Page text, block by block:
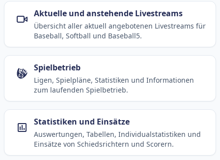
Aktuelle und anstehende Livestreams
Übersicht aller aktuell angebotenen Livestreams für
Baseball, Softball und Baseball5.
Spielbetrieb
Ligen, Spielpläne, Statistiken und Informationen
zum laufenden Spielbetrieb.
Statistiken und Einsätze
Auswertungen, Tabellen, Individualstatistiken und
Einsätze von Schiedsrichtern und Scorern.